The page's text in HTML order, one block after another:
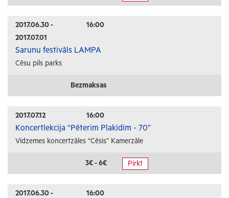
Radošās darbnīcas
Lekcijas
Interešu pasākumi
Ģimenēm ar bērniem
2017.06.30 -
2017.07.01
16:00
Sarunu festivāls LAMPA
Cēsu pils parks
Bezmaksas
2017.07.12 16:00
Koncertlekcija “Pēterim Plakidim - 70”
Vidzemes koncertzāles “Cēsis” Kamerzāle
3€ - 6€ Pirkt
2017.06.30 -
16:00